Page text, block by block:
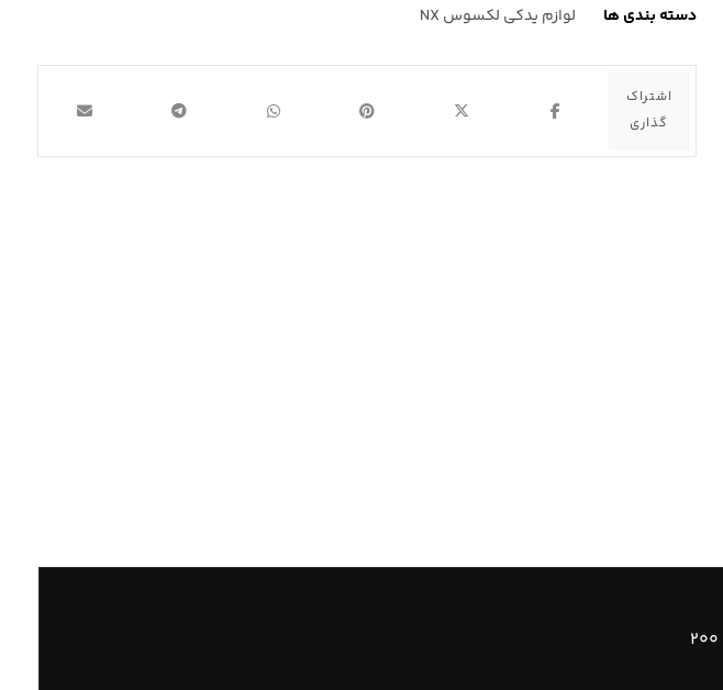
دسته بندی ها
لوازم یدکی لکسوس NX